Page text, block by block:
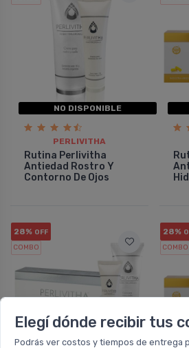
Elegí dónde recibir tus
Podrás ver costos y tiempos de entrega
NO DISPONIBLE
PERLIVITHA
Rutina Perlivitha
Antiedad Rostro Y
Contorno De Ojos
28% OFF
COMBO
28%
COMBO